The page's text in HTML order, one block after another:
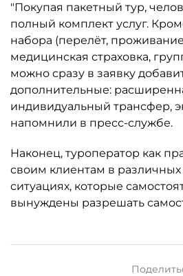
"Покупая пакетный тур,
полный комплект услуг.
набора (перелёт,
медицинская страховка,
можно сразу в заявку
дополнительные:
индивидуальный трансфер,
напомнили в пресс-службе.
Наконец, туроператор как
своим клиентам в
ситуациях, которые
вынуждены разрешать